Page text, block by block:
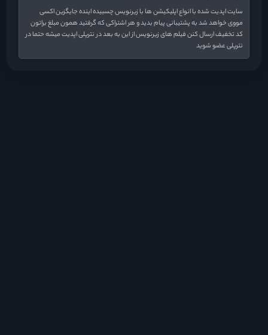
سایت اپدیت شده با انواع اپلیکیشن ها با زیرنویس چسبیده اینده جایگزین اکسی
مووی خواهد شد به پشتیبانی پیام بدید و هر اشتراکی که گرفتید همون مبلغ براتون
کد تخفیف ارسال کنن فیلم های زیرنویس از این به بعد در نترپلی اپدیت میشه حتما در
نترپلی عضو شوید